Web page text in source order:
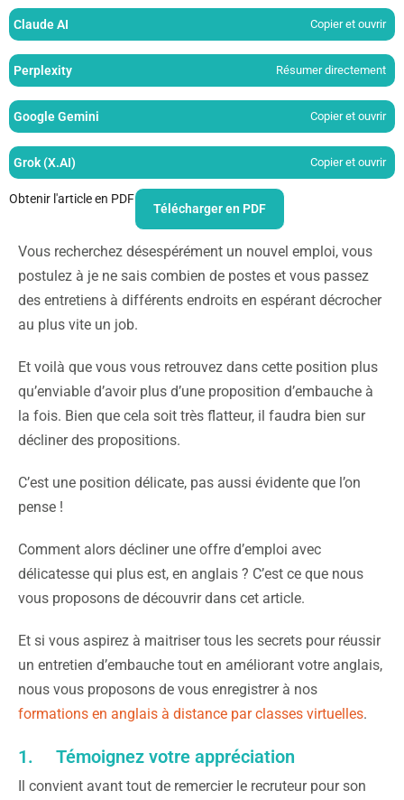
Claude AI Copier et ouvrir
Perplexity Résumer directement
Google Gemini Copier et ouvrir
Grok (X.AI) Copier et ouvrir
Obtenir l'article en PDF
Télécharger en PDF
Vous recherchez désespérément un nouvel emploi, vous
postulez à je ne sais combien de postes et vous passez
des entretiens à différents endroits en espérant décrocher
au plus vite un job.
Et voilà que vous vous retrouvez dans cette position plus
qu’enviable d’avoir plus d’une proposition d’embauche à
la fois. Bien que cela soit très flatteur, il faudra bien sur
décliner des propositions.
C’est une position délicate, pas aussi évidente que l’on
pense !
Comment alors décliner une offre d’emploi avec
délicatesse qui plus est, en anglais ? C’est ce que nous
vous proposons de découvrir dans cet article.
Et si vous aspirez à maitriser tous les secrets pour réussir
un entretien d’embauche tout en améliorant votre anglais,
nous vous proposons de vous enregistrer à nos
formations en anglais à distance par classes virtuelles.
1. Témoignez votre appréciation
Il convient avant tout de remercier le recruteur pour son